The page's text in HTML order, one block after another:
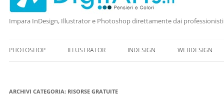
Impara InDesign, Illustrator e Photoshop direttamente dai professionisti
PHOTOSHOP ILLUSTRATOR INDESIGN WEBDESIGN
ARCHIVI CATEGORIA: RISORSE GRATUITE